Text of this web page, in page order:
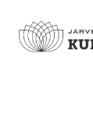
content